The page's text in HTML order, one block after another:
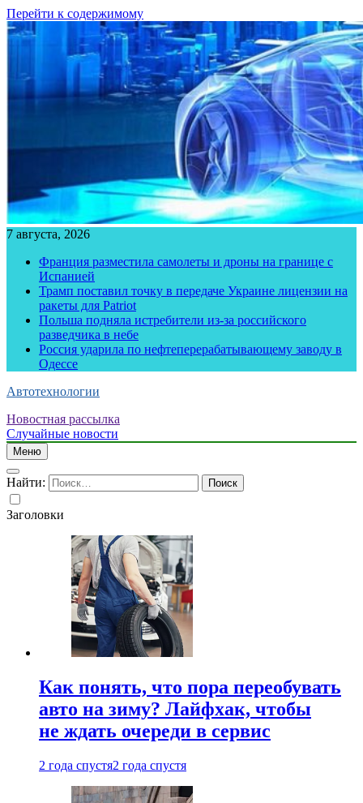
Перейти к содержимому
7 августа, 2026
Франция разместила самолеты и дроны на границе с
Испанией
Трамп поставил точку в передаче Украине лицензии на
ракеты для Patriot
Польша подняла истребители из-за российского
разведчика в небе
Россия ударила по нефтеперерабатывающему заводу в
Одессе
Автотехнологии
Новостная рассылка
Случайные новости
Меню
Найти:
Заголовки
Как понять, что пора переобувать
авто на зиму? Лайфхак, чтобы
не ждать очереди в сервис
2 года спустя2 года спустя